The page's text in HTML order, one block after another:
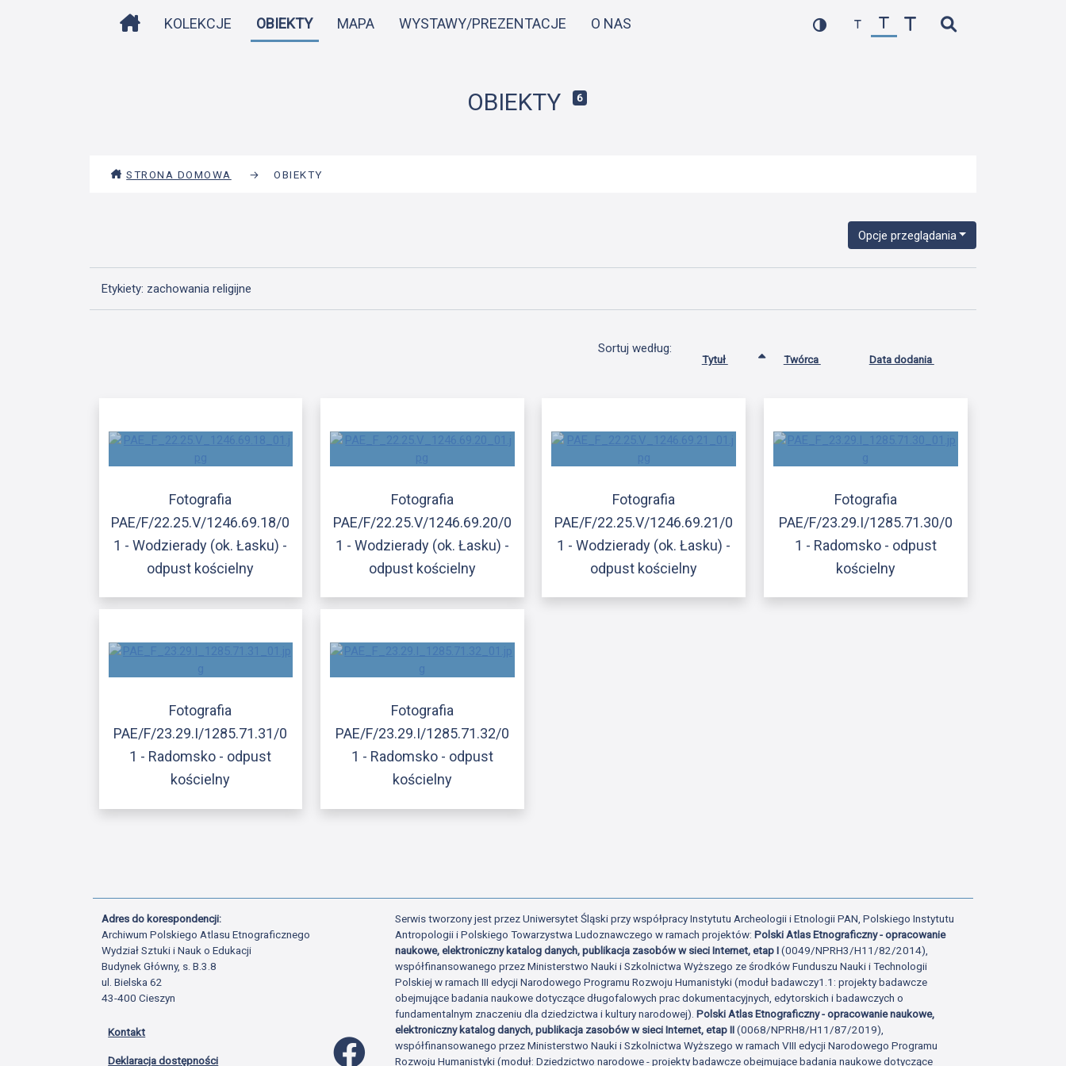
do
STRONA DOMOWA
KOLEKCJE OBIEKTY MAPA WYSTAWY/PREZENTACJE O NAS
OBIEKTY 6
STRONA DOMOWA → OBIEKTY
Opcje przeglądania
Etykiety: zachowania religijne
Sortuj według:
Tytuł Twórca Data dodania
Fotografia
PAE/F/22.25.V/1246.69.18/0
1 - Wodzierady (ok. Łasku) -
odpust kościelny
Fotografia
PAE/F/22.25.V/1246.69.20/0
1 - Wodzierady (ok. Łasku) -
odpust kościelny
Fotografia
PAE/F/22.25.V/1246.69.21/0
1 - Wodzierady (ok. Łasku) -
odpust kościelny
Fotografia
PAE/F/23.29.I/1285.71.30/0
1 - Radomsko - odpust
kościelny
Fotografia
PAE/F/23.29.I/1285.71.31/0
1 - Radomsko - odpust
kościelny
Fotografia
PAE/F/23.29.I/1285.71.32/0
1 - Radomsko - odpust
kościelny
Adres do korespondencji:
Archiwum Polskiego Atlasu Etnograficznego
Wydział Sztuki i Nauk o Edukacji
Budynek Główny, s. B.3.8
ul. Bielska 62
43-400 Cieszyn
Kontakt
Deklaracja dostępności
Profil Facebook
Serwis tworzony jest przez Uniwersytet Śląski przy współpracy Instytutu Archeologii i Etnologii PAN, Polskiego Instytutu
Antropologii i Polskiego Towarzystwa Ludoznawczego w ramach projektów:Polski Atlas Etnograficzny - opracowanie
naukowe, elektroniczny katalog danych, publikacja zasobów w sieci Internet, etap I(0049/NPRH3/H11/82/2014),
współfinansowanego przez Ministerstwo Nauki i Szkolnictwa Wyższego ze środków Funduszu Nauki i Technologii
Polskiej w ramach III edycji Narodowego Programu Rozwoju Humanistyki (moduł badawczy1.1: projekty badawcze
obejmujące badania naukowe dotyczące długofalowych prac dokumentacyjnych, edytorskich i badawczych o
fundamentalnym znaczeniu dla dziedzictwa i kultury narodowej).Polski Atlas Etnograficzny - opracowanie naukowe,
elektroniczny katalog danych, publikacja zasobów w sieci Internet, etap II(0068/NPRH8/H11/87/2019),
współfinansowanego przez Ministerstwo Nauki i Szkolnictwa Wyższego w ramach VIII edycji Narodowego Programu
Rozwoju Humanistyki (moduł: Dziedzictwo narodowe - projekty badawcze obejmujące badania naukowe dotyczące